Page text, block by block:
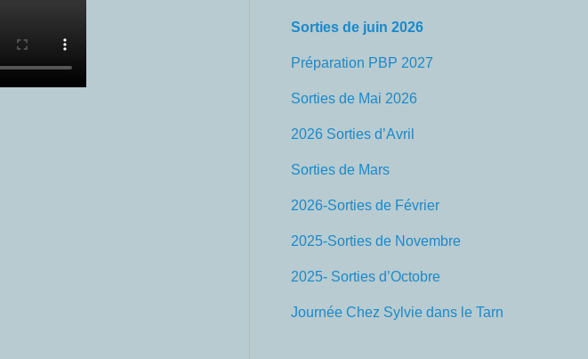
Sorties de juin 2026
Préparation PBP 2027
Sorties de Mai 2026
2026 Sorties d’Avril
Sorties de Mars
2026-Sorties de Février
2025-Sorties de Novembre
2025- Sorties d’Octobre
Journée Chez Sylvie dans le Tarn